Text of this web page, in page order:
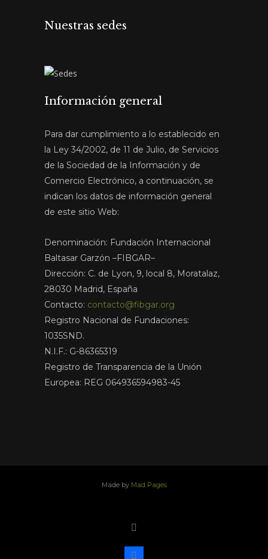
Nuestras sedes
Información general
Para dar cumplimiento a lo establecido en
la Ley 34/2002, de 11 de Julio, de Servicios
de la Sociedad de la Información y de
Comercio Electrónico, a continuación, se
indican los datos de información general
de este sitio Web:
Denominación: Fundación Internacional
Baltasar Garzón –FIBGAR–
Dirección: C. de Lyon, 9, local 8, Moratalaz,
28030 Madrid, España
Contacto: contacto@fibgar.org
Registro Nacional de Fundaciones:
1035SND.
N.I.F.: G-86365319
Registro de Transparencia de la Unión
Europea: REG 064936594983-45
Made by Mad Pages
facebook